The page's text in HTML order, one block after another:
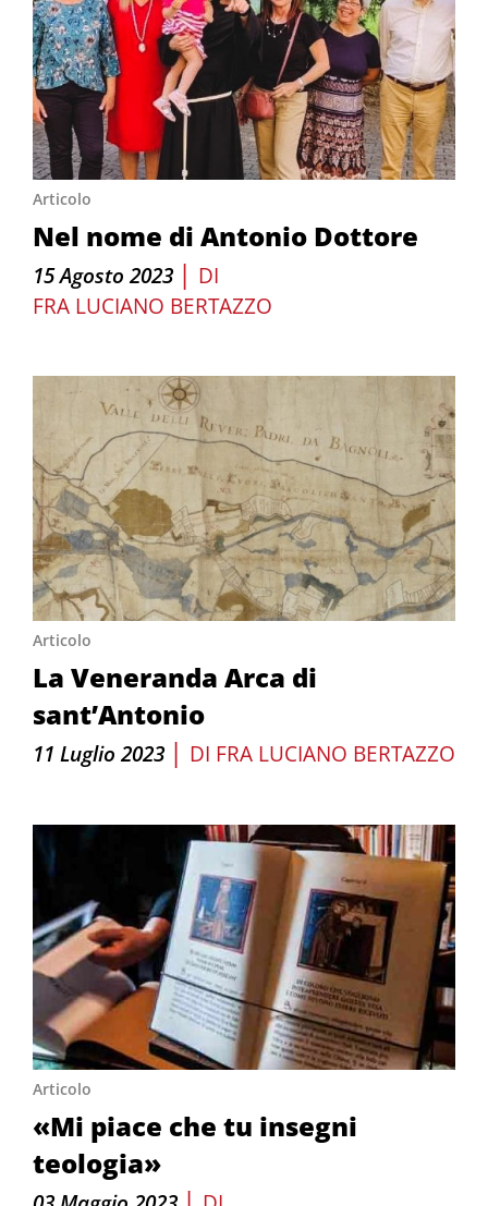
Articolo
Nel nome di Antonio Dottore
15 Agosto 2023 | DI
FRA LUCIANO BERTAZZO
Articolo
La Veneranda Arca di
sant’Antonio
11 Luglio 2023 | DI FRA LUCIANO BERTAZZO
Articolo
«Mi piace che tu insegni
teologia»